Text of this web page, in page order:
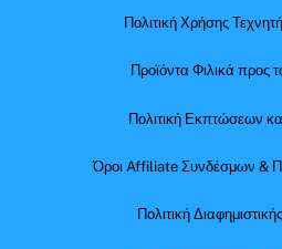
Πολιτική Χρήσης
Προϊόντα Φιλικά προς
Πολιτική Εκπτώσεων
Όροι Affiliate Συνδέσμων &
Πολιτική